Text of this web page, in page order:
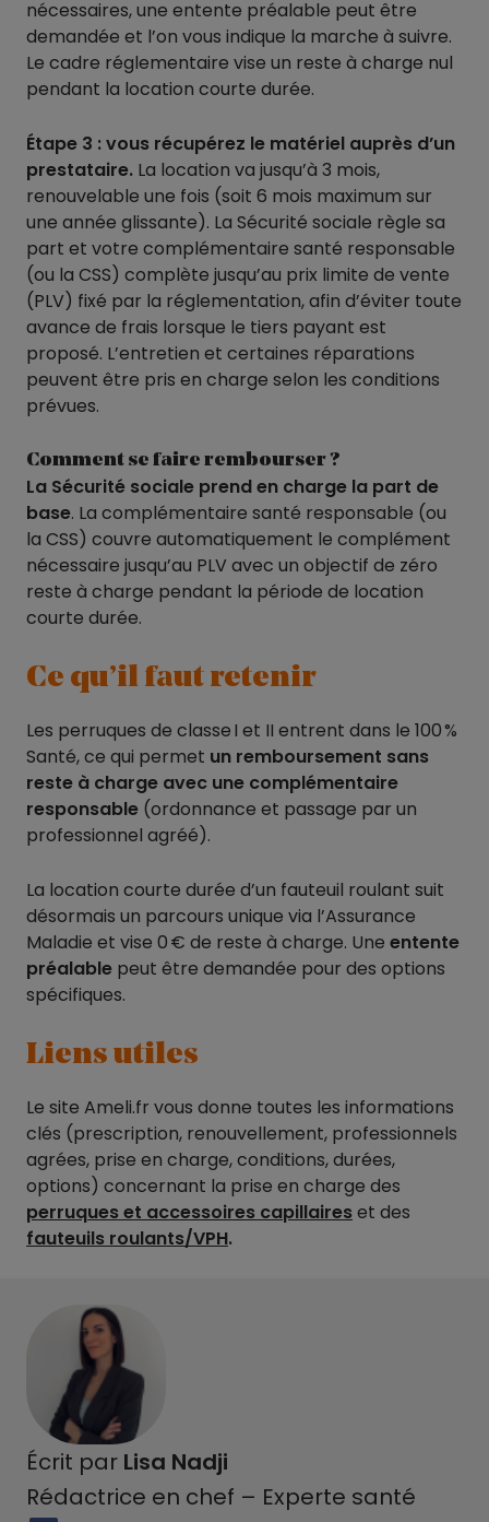
nécessaires, une entente préalable peut être
demandée et l’on vous indique la marche à suivre.
Le cadre réglementaire vise un reste à charge nul
pendant la location courte durée.
Étape 3 :vous récupérez le matériel auprès d’un
prestataire. La location va jusqu’à 3 mois,
renouvelable une fois (soit 6 mois maximum sur
une année glissante). La Sécurité sociale règle sa
part et votre complémentaire santé responsable
(ou la CSS) complète jusqu’au prix limite de vente
(PLV) fixé par la réglementation, afin d’éviter toute
avance de frais lorsque le tiers payant est
proposé. L’entretien et certaines réparations
peuvent être pris en charge selon les conditions
prévues.
Comment se faire rembourser ?
La Sécurité sociale prend en charge la part de
base. La complémentaire santé responsable (ou
la CSS) couvre automatiquement le complément
nécessaire jusqu’au PLV avec un objectif de zéro
reste à charge pendant la période de location
courte durée.
Ce qu’il faut retenir
Les perruques de classe I et II entrent dans le 100 %
Santé, ce qui permet un remboursement sans
reste à charge avec une complémentaire
responsable (ordonnance et passage par un
professionnel agréé).
La location courte durée d’un fauteuil roulant suit
désormais un parcours unique via l’Assurance
Maladie et vise 0 € de reste à charge. Une entente
préalable peut être demandée pour des options
spécifiques.
Liens utiles
Le site Ameli.fr vous donne toutes les informations
clés (prescription, renouvellement, professionnels
agrées, prise en charge, conditions, durées,
options) concernant la prise en charge des
perruques et accessoires capillaireset des
fauteuils roulants/VPH.
Écrit par Lisa Nadji
Rédactrice en chef – Experte santé